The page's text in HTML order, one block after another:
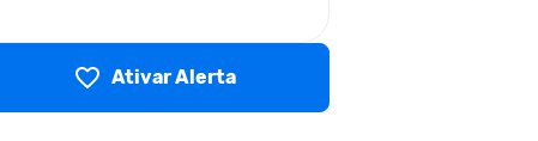
Ativar Alerta